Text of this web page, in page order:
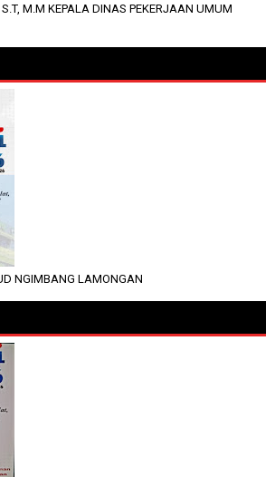
M.M KEPALA DINAS PEKERJAAN UMUM
NGIMBANG LAMONGAN